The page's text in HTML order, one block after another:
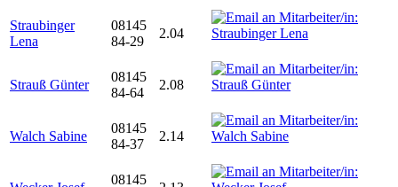
Straubinger
Lena
08145
84-29
2.04
Strauß Günter
08145
84-64
2.08
Walch Sabine
08145
84-37
2.14
08145